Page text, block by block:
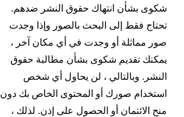
شكوى بشأن انتهاك حقوق النشر ضدهم.
تحتاج فقط إلى البحث بالصور وإذا وجدت
صور مماثلة أو وجدت في أي مكان آخر ،
يمكنك تقديم شكوى بشأن مطالبة حقوق
النشر. وبالتالي ، لن يحاول أي شخص
استخدام صورك أو المحتوى الخاص بك دون
منح الائتمان أو الحصول على إذن. لذلك ،